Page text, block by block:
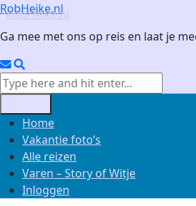
Skip
to
content
RobHeike.nl
Ga mee met ons op reis en laat je
Email
Search
for:
Home
Vakantie foto’s
Alle reizen
Varen – Story of Witje
Inloggen